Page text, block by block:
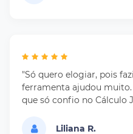
"Só quero elogiar, pois
ferramenta ajudou muito.
que só confio no Cálculo
Liliana R.